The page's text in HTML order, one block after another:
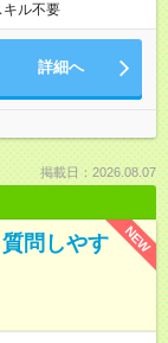
キル不要
詳細へ
掲載日：2026.08.07
NEW
問しやす